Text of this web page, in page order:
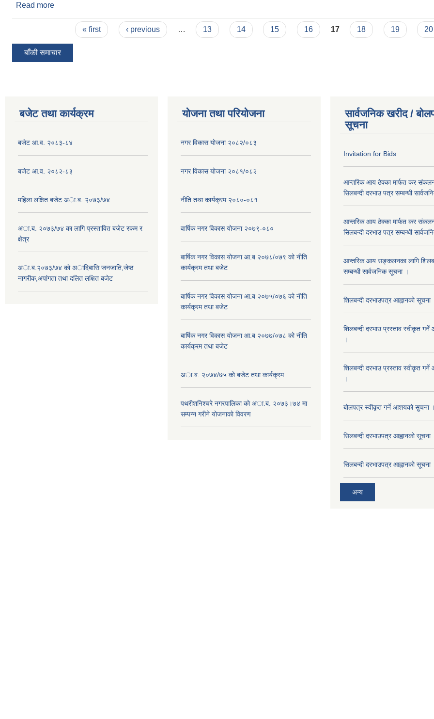
Read more
« first ‹ previous … 13 14 15 16 17 18 19 20
बाँकी समाचार
बजेट तथा कार्यक्रम
बजेट आ.व. २०८३-८४
बजेट आ.व. २०८२-८३
महिला लक्षित बजेट अा.ब. २०७३/७४
अा.ब. २०७३/७४ का लागि प्रस्तावित बजेट रकम र
क्षेत्र
अा.ब.२०७३/७४ काे अादिबासि जनजाति,जेष्ठ
नागरीक,अपांगता तथा दलित लक्षित बजेट
योजना तथा परियोजना
नगर विकास योजना २०८२/०८३
नगर विकास योजना २०८१/०८२
नीति तथा कार्यक्रम २०८०-०८१
वार्षिक नगर विकास योजना २०७९-०८०
बार्षिक नगर विकास योजना आ.ब २०७८/०७९ को नीति
कार्यक्रम तथा बजेट
बार्षिक नगर विकास योजना आ.ब २०७५/०७६ को नीति
कार्यक्रम तथा बजेट
बार्षिक नगर विकास योजना आ.ब २०७७/०७८ को नीति
कार्यक्रम तथा बजेट
अा.ब. २०७४/७५ काे बजेट तथा कार्यक्रम
पथरीशनिश्चरे नगरपालिका काे अा.ब. २०७३।७४ मा
सम्पन्न गरीने याेजनाकाे विवरण
सार्वजनिक खरीद /
सूचना
Invitation for Bids
आन्तरिक आय ठेक्का मार्फत कर संकलन
सिलबन्दी दरभाउ पत्र सम्बन्धी
आन्तरिक आय ठेक्का मार्फत कर संकलन
सिलबन्दी दरभाउ पत्र सम्बन्धी
आन्तरिक आय सङ्कलनका लागि
सम्बन्धी सार्वजनिक सूचना ।
शिलबन्दी दरभाउपत्र आह्वानको सूचना
शिलबन्दी दरभाउ प्रस्ताव स्वीकृत
।
शिलबन्दी दरभाउ प्रस्ताव स्वीकृत
।
बोलपत्र स्वीकृत गर्ने आशयको सुचना ।
सिलबन्दी दरभाउपत्र आह्वानको सूचना
सिलबन्दी दरभाउपत्र आह्वानको सूचना
अन्य